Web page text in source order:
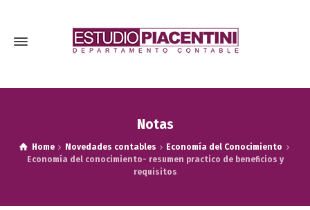
Notas
Home Novedades contables
Economía del Conocimiento
Economía del conocimiento- resumen practico de beneficios y
requisitos